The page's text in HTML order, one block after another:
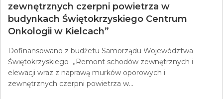
zewnętrznych czerpni powietrza w
budynkach Świętokrzyskiego Centrum
Onkologii w Kielcach”
Dofinansowano z budżetu Samorządu Województwa
Świętokrzyskiego „Remont schodów zewnętrznych i
elewacji wraz z naprawą murków oporowych i
zewnętrznych czerpni powietrza w...